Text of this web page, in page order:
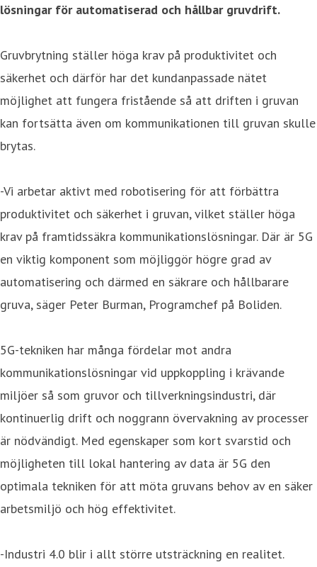
lösningar för automatiserad och hållbar gruvdrift.
Gruvbrytning ställer höga krav på produktivitet och
säkerhet och därför har det kundanpassade nätet
möjlighet att fungera fristående så att driften i gruvan
kan fortsätta även om kommunikationen till gruvan skulle
brytas.
-Vi arbetar aktivt med robotisering för att förbättra
produktivitet och säkerhet i gruvan, vilket ställer höga
krav på framtidssäkra kommunikationslösningar. Där är 5G
en viktig komponent som möjliggör högre grad av
automatisering och därmed en säkrare och hållbarare
gruva, säger Peter Burman, Programchef på Boliden.
5G-tekniken har många fördelar mot andra
kommunikationslösningar vid uppkoppling i krävande
miljöer så som gruvor och tillverkningsindustri, där
kontinuerlig drift och noggrann övervakning av processer
är nödvändigt. Med egenskaper som kort svarstid och
möjligheten till lokal hantering av data är 5G den
optimala tekniken för att möta gruvans behov av en säker
arbetsmiljö och hög effektivitet.
-Industri 4.0 blir i allt större utsträckning en realitet.